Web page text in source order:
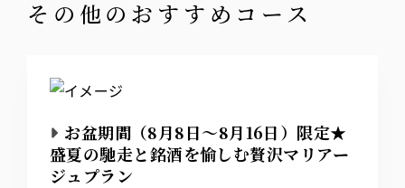
その他のおすすめコース
お盆期間（8月8日～8月16日）限定★
盛夏の馳走と銘酒を愉しむ贅沢マリアー
ジュプラン